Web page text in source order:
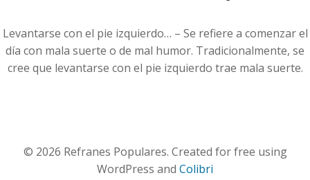
Levantarse con el pie izquierdo… – Se refiere a comenzar el
día con mala suerte o de mal humor. Tradicionalmente, se
cree que levantarse con el pie izquierdo trae mala suerte.
© 2026 Refranes Populares. Created for free using
WordPress and Colibri